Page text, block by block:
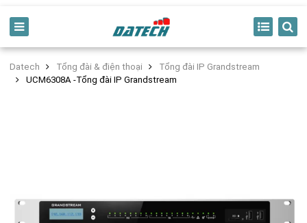
Datech Tổng đài & điện thoại
Tổng đài IP Grandstream
UCM6308A -Tổng đài IP Grandstream